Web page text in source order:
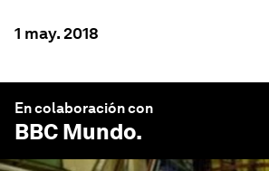
1 may. 2018
En colaboración con
BBC Mundo.